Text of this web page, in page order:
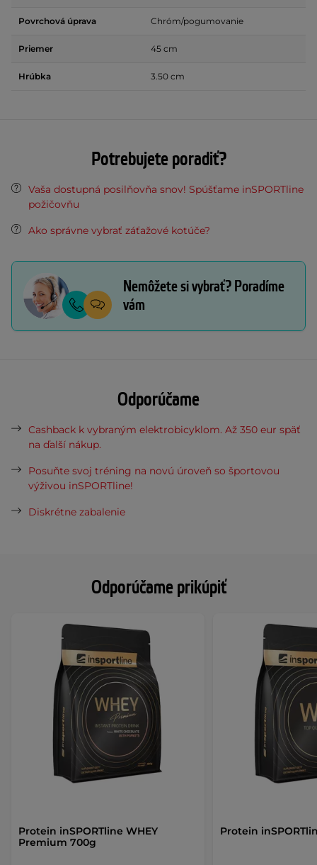
Odporúčame prikúpiť
Protein inSPORTline WHEY
Premium 700g
Protein
Povrchová úprava Chróm/pogumovanie
Priemer 45 cm
Hrúbka 3.50 cm
Potrebujete poradiť?
Vaša dostupná posilňovňa snov! Spúšťame inSPORTline
požičovňu
Ako správne vybrať záťažové kotúče?
Nemôžete si vybrať? Poradíme
vám
Odporúčame
Cashback k vybraným elektrobicyklom. Až 350 eur späť
na ďalší nákup.
Posuňte svoj tréning na novú úroveň so športovou
výživou inSPORTline!
Diskrétne zabalenie